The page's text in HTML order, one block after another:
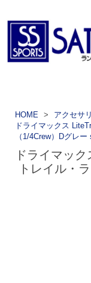
HOME アクセサ
ドライマックス
（1/4Crew）Dグレ
ドライマッ
トレイル・